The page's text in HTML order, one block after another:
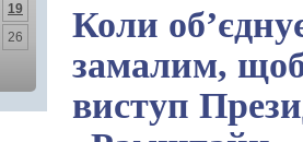
19
26
Коли
замалим,
виступ